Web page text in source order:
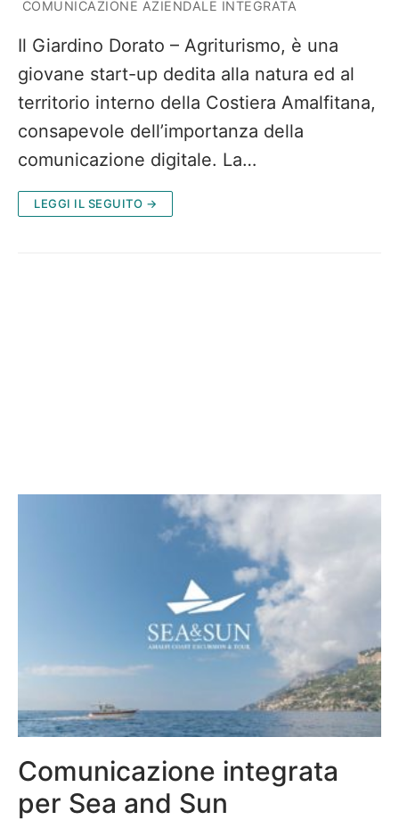
COMUNICAZIONE AZIENDALE INTEGRATA
Il Giardino Dorato – Agriturismo, è una
giovane start-up dedita alla natura ed al
territorio interno della Costiera Amalfitana,
consapevole dell’importanza della
comunicazione digitale. La…
LEGGI IL SEGUITO →
Comunicazione integrata
per Sea and Sun